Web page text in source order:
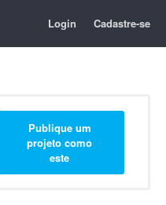
Login Cadastre-se
Publique um
projeto como
este